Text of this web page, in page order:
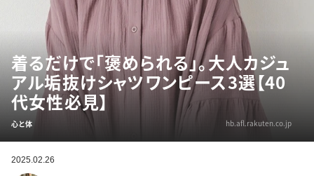
着るだけで「褒められる」。大人カジュ
アル垢抜けシャツワンピース3選【40
代女性必見】
心と体 hb.afl.rakuten.co.jp
2025.02.26